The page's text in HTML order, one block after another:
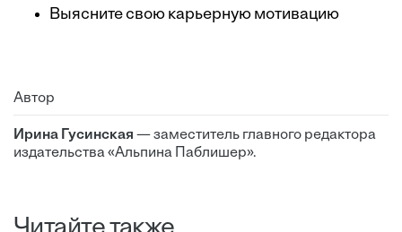
Выясните свою карьерную мотивацию
Автор
Ирина Гусинская — заместитель главного редактора
издательства «Альпина Паблишер».